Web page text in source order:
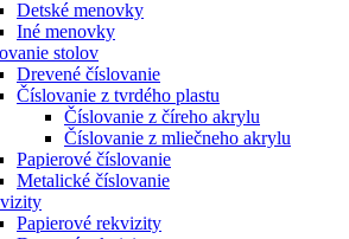
Detské menovky
Iné menovky
stolov
Drevené číslovanie
Číslovanie z tvrdého plastu
Číslovanie z číreho akrylu
Číslovanie z mliečneho akrylu
Papierové číslovanie
Metalické číslovanie
Papierové rekvizity